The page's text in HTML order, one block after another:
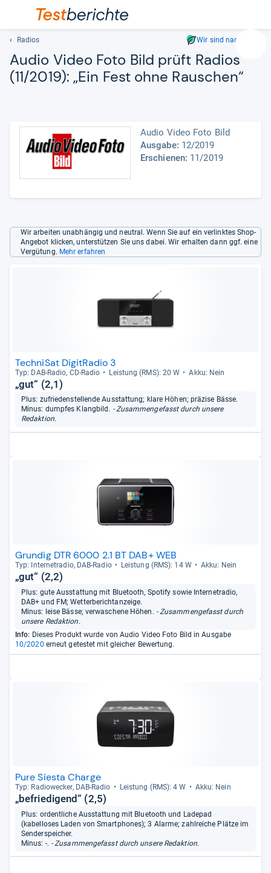
Geben
Sie
lassen
mit
den
Radios Wir sind nachhaltig
Audio Video Foto Bild prüft Radios
(11/2019): „Ein Fest ohne Rau­schen“
Audio Video Foto Bild
Ausgabe: 12/2019
Erschienen: 11/2019
Wir arbeiten unabhängig und neutral. Wenn Sie auf ein verlinktes Shop-
Angebot klicken, unterstützen Sie uns dabei. Wir erhalten dann ggf. eine
Vergütung. Mehr erfahren
TechniSat DigitRadio 3
Typ: DAB-​Radio, CD-​Radio Leis­tung (RMS): 20 W Akku: Nein
„gut“ (2,1)
Plus: zufriedenstellende Ausstattung; klare Höhen; präzise Bässe.
Minus: dumpfes Klangbild. - Zusammengefasst durch unsere
Redaktion.
Grundig DTR 6000 2.1 BT DAB+ WEB
Typ: Inter­ne­tra­dio, DAB-​Radio Leis­tung (RMS): 14 W Akku: Nein
„gut“ (2,2)
Plus: gute Ausstattung mit Bluetooth, Spotify sowie Internetradio,
DAB+ und FM; Wetterberichtanzeige.
Minus: leise Bässe; verwaschene Höhen. - Zusammengefasst durch
unsere Redaktion.
Info: Dieses Produkt wurde von Audio Video Foto Bild in Ausgabe
10/2020 erneut getestet mit gleicher Bewertung.
Pure Siesta Charge
Typ: Radio­we­cker, DAB-​Radio Leis­tung (RMS): 4 W Akku: Nein
„befriedigend“ (2,5)
Plus: ordentliche Ausstattung mit Bluetooth und Ladepad
(kabelloses Laden von Smartphones); 3 Alarme; zahlreiche Plätze im
Senderspeicher.
Minus: -. - Zusammengefasst durch unsere Redaktion.